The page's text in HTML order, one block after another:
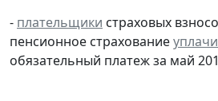
- плательщики страховых
пенсионное страхование
обязательный платеж за май